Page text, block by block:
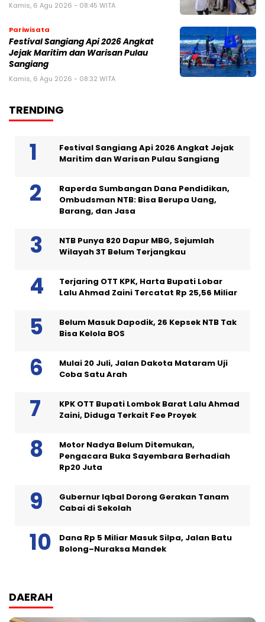
Kamis, 6 Agu 2026 - 08:45 WITA
Pariwisata
Festival Sangiang Api 2026 Angkat
Jejak Maritim dan Warisan Pulau
Sangiang
Kamis, 6 Agu 2026 - 08:32 WITA
TRENDING
Festival Sangiang Api 2026 Angkat Jejak
Maritim dan Warisan Pulau Sangiang
Raperda Sumbangan Dana Pendidikan,
Ombudsman NTB: Bisa Berupa Uang,
Barang, dan Jasa
NTB Punya 820 Dapur MBG, Sejumlah
Wilayah 3T Belum Terjangkau
Terjaring OTT KPK, Harta Bupati Lobar
Lalu Ahmad Zaini Tercatat Rp 25,56 Miliar
Belum Masuk Dapodik, 26 Kepsek NTB Tak
Bisa Kelola BOS
Mulai 20 Juli, Jalan Dakota Mataram Uji
Coba Satu Arah
KPK OTT Bupati Lombok Barat Lalu Ahmad
Zaini, Diduga Terkait Fee Proyek
Motor Nadya Belum Ditemukan,
Pengacara Buka Sayembara Berhadiah
Rp20 Juta
Gubernur Iqbal Dorong Gerakan Tanam
Cabai di Sekolah
Dana Rp 5 Miliar Masuk Silpa, Jalan Batu
Bolong–Nuraksa Mandek
DAERAH